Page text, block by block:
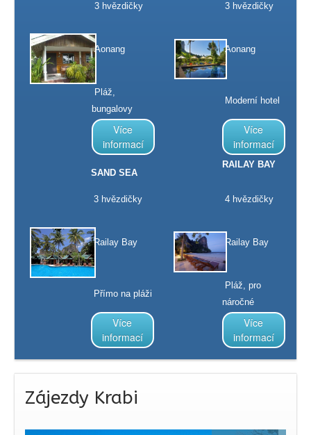
3 hvězdičky
3 hvězdičky
Aonang Aonang
Pláž,
bungalovy
Moderní hotel
Více
informací
Více
informací
SAND SEA
RAILAY BAY
3 hvězdičky 4 hvězdičky
Railay Bay Railay Bay
Přímo na pláži
Pláž, pro
náročné
Více
informací
Více
informací
Zájezdy Krabi